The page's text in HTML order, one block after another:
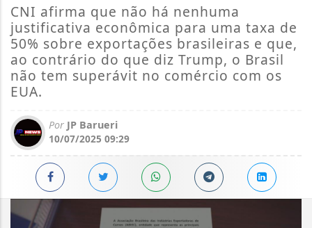
CNI afirma que não há nenhuma
justificativa econômica para uma taxa de
50% sobre exportações brasileiras e que,
ao contrário do que diz Trump, o Brasil
não tem superávit no comércio com os
EUA.
Por JP Barueri
10/07/2025 09:29